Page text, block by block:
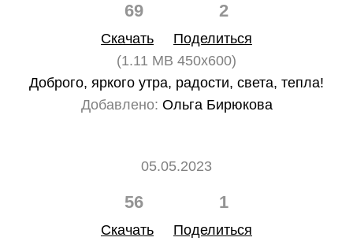
69 2
Скачать
Поделиться
(1.11 MB 450x600)
Доброго, яркого утра, радости, света, тепла!
Добавлено: Ольга Бирюкова
05.05.2023
56 1
Скачать
Поделиться